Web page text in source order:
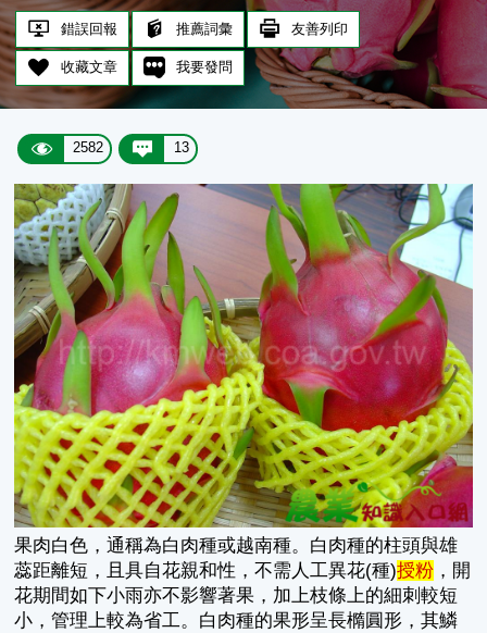
錯誤回報 推薦詞彙 友善列印
收藏文章 我要發問
2582 13
果肉白色，通稱為白肉種或越南種。白肉種的柱頭與雄
蕊距離短，且具自花親和性，不需人工異花(種)授粉 ，開
花期間如下小雨亦不影響著果，加上枝條上的細刺較短
小，管理上較為省工。白肉種的果形呈長橢圓形，其鱗